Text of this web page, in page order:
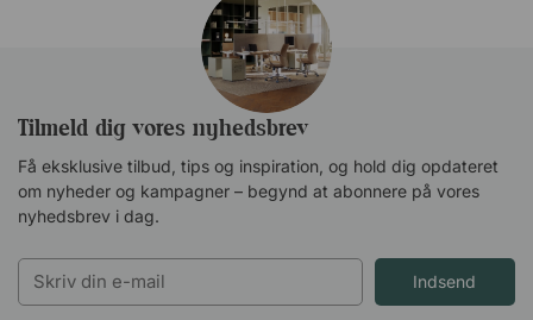
Tilmeld dig vores nyhedsbrev
Få eksklusive tilbud, tips og inspiration, og hold dig opdateret
om nyheder og kampagner – begynd at abonnere på vores
nyhedsbrev i dag.
Indsend